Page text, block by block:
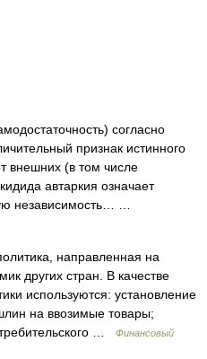
согласно
признак истинного
внешних (в том числе
автаркия означает
независимость… …
направленная на
других стран. В качестве
используются: установление
на ввозимые товары;
…
Финансовый